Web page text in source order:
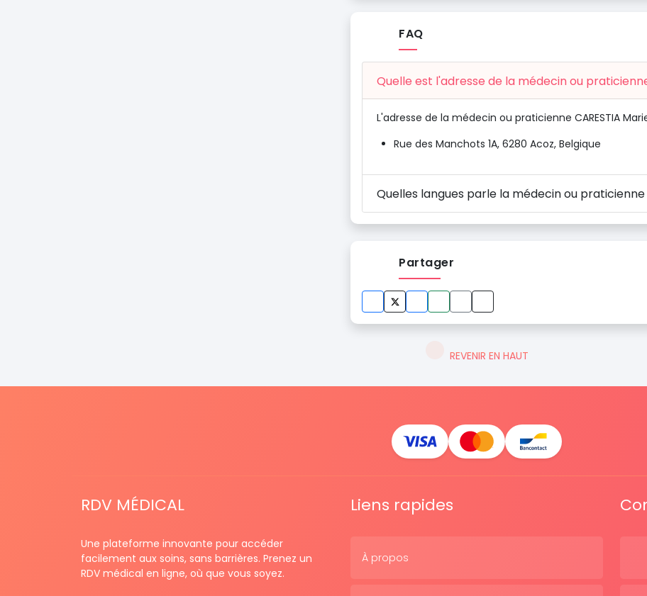
FAQ
Quelle est l'adresse de la médecin ou
L'adresse de la médecin ou praticienne CARESTIA
Rue des Manchots 1A, 6280 Acoz, Belgique
Quelles langues parle la médecin ou praticienne
Partager
REVENIR EN HAUT
RDV MÉDICAL
Une plateforme innovante pour accéder
facilement aux soins, sans barrières. Prenez un
RDV médical en ligne, où que vous soyez.
Liens rapides
À propos